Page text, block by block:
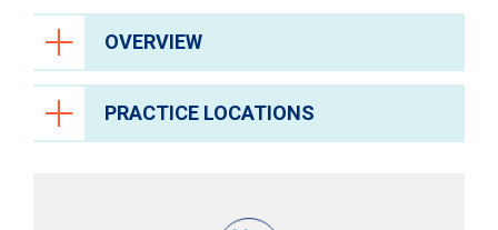
OVERVIEW
PRACTICE LOCATIONS